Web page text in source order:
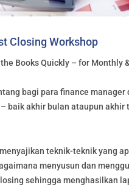
Closing Workshop
Books Quickly – for Monthly
bagi para finance
baik akhir bulan ataupun
teknik-teknik yang
menyusun dan
sehingga menghasilkan